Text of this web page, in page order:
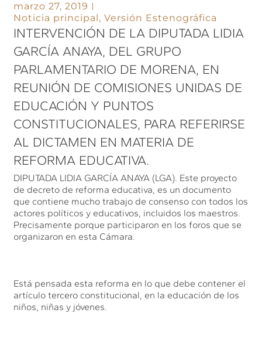
marzo 27, 2019
Noticia principal,Versión Estenográfica
INTERVENCIÓN DE LA DIPUTADA LIDIA
GARCÍA ANAYA, DEL GRUPO
PARLAMENTARIO DE MORENA, EN
REUNIÓN DE COMISIONES UNIDAS DE
EDUCACIÓN Y PUNTOS
CONSTITUCIONALES, PARA REFERIRSE
AL DICTAMEN EN MATERIA DE
REFORMA EDUCATIVA.
DIPUTADA LIDIA GARCÍA ANAYA (LGA). Este proyecto
de decreto de reforma educativa, es un documento
que contiene mucho trabajo de consenso con todos los
actores políticos y educativos, incluidos los maestros.
Precisamente porque participaron en los foros que se
organizaron en esta Cámara.
Está pensada esta reforma en lo que debe contener el
artículo tercero constitucional, en la educación de los
niños, niñas y jóvenes.